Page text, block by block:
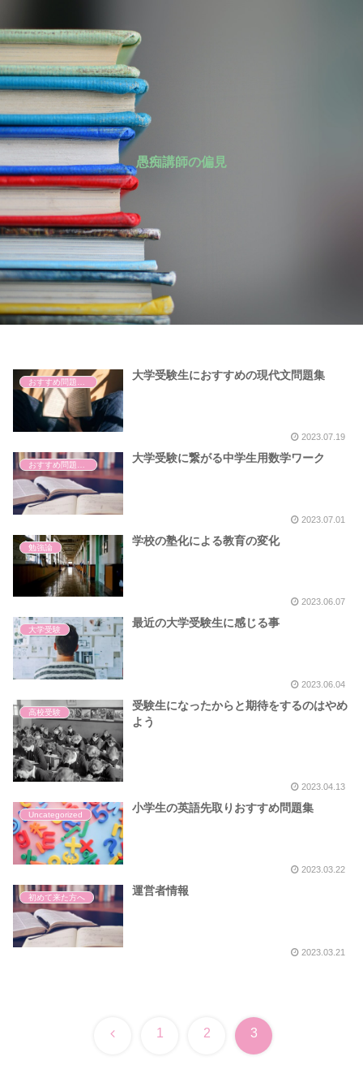
愚痴講師の偏見
大学受験生におすすめの現代文問題集
2023.07.19
大学受験に繋がる中学生用数学ワーク
2023.07.01
勉強論
学校の塾化による教育の変化
2023.06.07
大学受験
最近の大学受験生に感じる事
2023.06.04
高校受験
受験生になったからと期待をするのはやめ
よう
2023.04.13
Uncategorized
小学生の英語先取りおすすめ問題集
2023.03.22
初めて来た方へ
運営者情報
2023.03.21
前 1 2 3